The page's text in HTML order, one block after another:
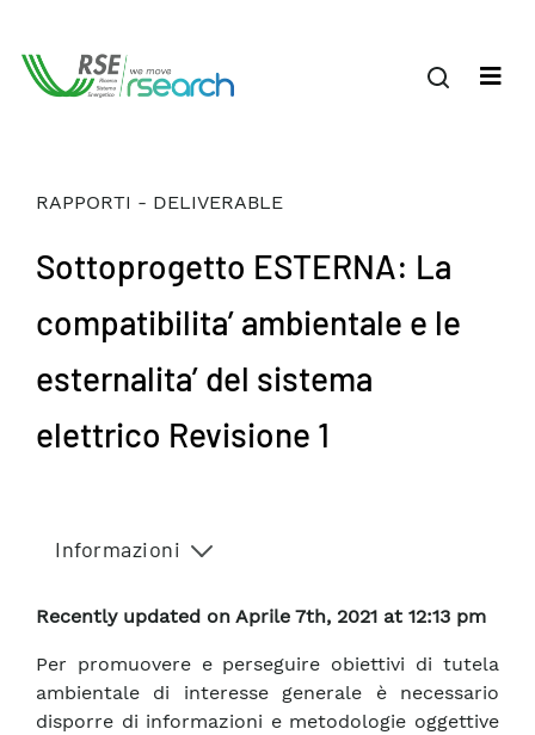
RAPPORTI - DELIVERABLE
Sottoprogetto ESTERNA: La
compatibilita’ ambientale e le
esternalita’ del sistema
elettrico Revisione 1
Informazioni
Recently updated on Aprile 7th, 2021 at 12:13 pm
Per promuovere e perseguire obiettivi di tutela
ambientale di interesse generale è necessario
disporre di informazioni e metodologie oggettive